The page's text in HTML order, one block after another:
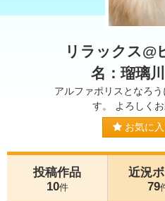
リラックス@
名：瑠璃
アルファポリスとなろ
す。 よろしくお
お気に入
投稿作品
10件
近況
79